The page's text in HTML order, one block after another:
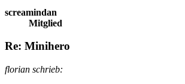
screamindan
Mitglied
Re: Minihero
florian schrieb: